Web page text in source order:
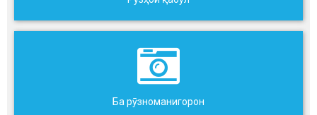
Ба рӯзноманигорон